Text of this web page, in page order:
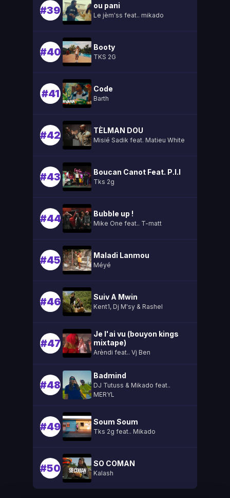
#39 ou pani
Le jèm'ss feat.. mikado
#40 Booty
TKS 2G
#41 Code
Barth
#42 TÈLMAN DOU
Misié Sadik feat. Matieu White
#43 Boucan Canot Feat. P.l.l
Tks 2g
#44 Bubble up !
Mike One feat.. T-matt
#45 Maladi Lanmou
Méyé
#46 Suiv A Mwin
Kent1, Dj M'sy & Rashel
#47
Je l'ai vu (bouyon kings
mixtape)
Arèndi feat.. Vj Ben
#48
Badmind
DJ Tutuss & Mikado feat..
MERYL
#49 Soum Soum
Tks 2g feat.. Mikado
#50 SO COMAN
Kalash